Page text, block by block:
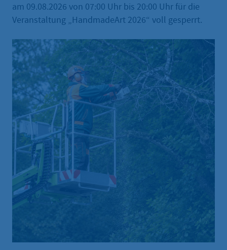
am 09.08.2026 von 07:00 Uhr bis 20:00 Uhr für die
Veranstaltung „HandmadeArt 2026“ voll gesperrt.